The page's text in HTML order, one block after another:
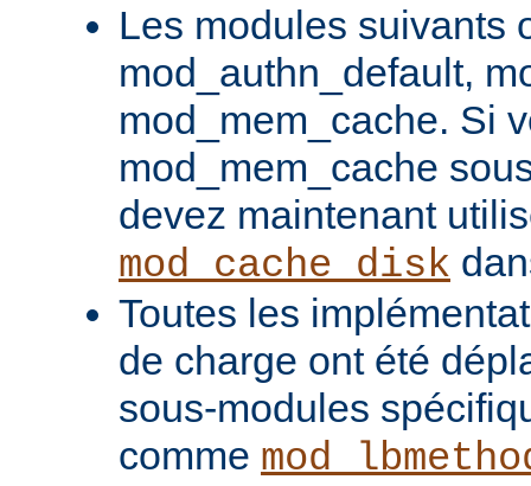
Les modules suivants
mod_authn_default,
mod_mem_cache. Si
mod_mem_cache
devez maintenant
mod_cache_disk
Toutes les
de charge ont été
sous-modules
comme